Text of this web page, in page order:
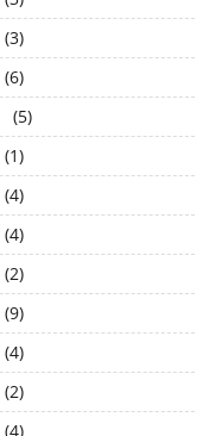
(3)
(6)
(5)
(1)
(4)
(4)
(2)
(9)
(4)
(2)
(4)